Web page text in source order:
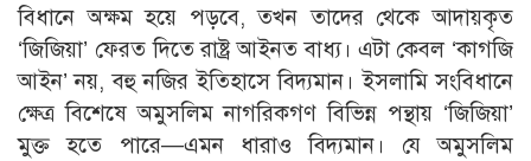
বিধানে অক্ষম হয়ে পড়বে, তখন তাদের থেকে আদায়কৃত
‘জিজিয়া’ ফেরত দিতে রাষ্ট্র আইনত বাধ্য। এটা কেবল ‘কাগজি
আইন’ নয়, বহু নজির ইতিহাসে বিদ্যমান। ইসলামি সংবিধানে
ক্ষেত্র বিশেষে অমুসলিম নাগরিকগণ বিভিন্ন পন্থায় ‘জিজিয়া’
মুক্ত হতে পারে—এমন ধারাও বিদ্যমান। যে অমুসলিম